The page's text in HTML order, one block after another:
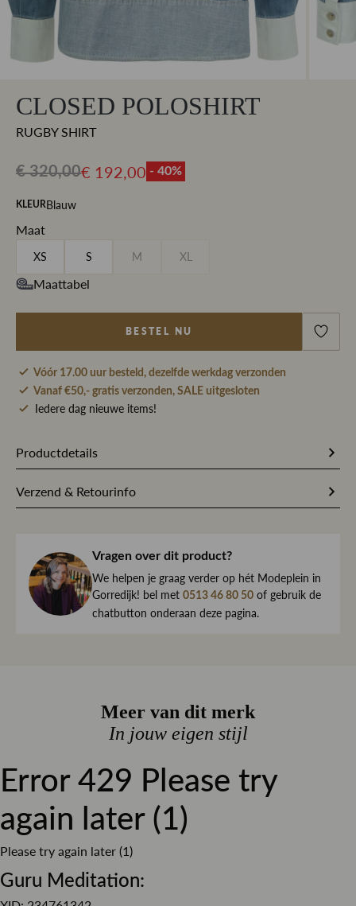
CLOSED POLOSHIRT
RUGBY SHIRT
€ 320,00€ 192,00 - 40%
KLEURBlauw
Maat
XS S M XL
Maattabel
BESTEL NU
Vóór 17.00 uur besteld, dezelfde werkdag verzonden
Vanaf €50,- gratis verzonden, SALE uitgesloten
Iedere dag nieuwe items!
Productdetails
Stofsamenstelling
80% Biologisch katoen / 20%
Halslijn Blouse kraag
Kleur Blauw
Strepen
Knoop sluiting
Classificatie goud
- Lengte vanaf de schouder bij maat XS is 69 cm
Verzend & Retourinfo
haar direct naar je toe.
We begrijpen maar al te goed dat het kan gebeuren dat
een item toch niet helemaal naar wens is. Daarom ben je
altijd welkom om ieder artikel eerst te passen op ons
de winkel is dat altijd gratis. Lees hier meer over ruilen en
Lees meer over bezorgen, ruilen en retourneren
Vragen over dit product?
We helpen je graag verder op hét Modeplein in
Gorredijk! bel met 0513 46 80 50 of gebruik de
chatbutton onderaan deze pagina.
Meer van dit merk
In jouw eigen stijl
Error 429 Please try
again later (1)
Please try again later (1)
Guru Meditation: